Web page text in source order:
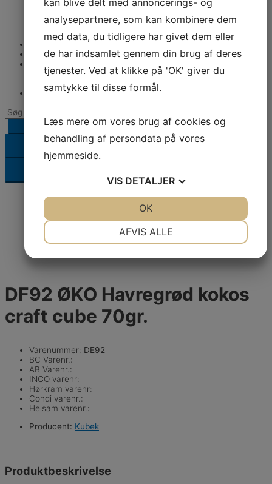
Lej en kok
Kantineordning
Egenkontrol og kontrolrapport
Kontrolrapport
Forhandlere
Hvad er glucomannan
EUs Økologimærke
Kontakt
Information
DF92 ØKO Havregrød kokos
craft cube 70gr.
Varenummer: DE92
BC Varenr.:
AB Varenr.:
INCO varenr:
Hørkram varenr:
Condi varenr.:
Helsam varenr.:
Producent: Kubek
Produktbeskrivelse
kan blive delt med annoncerings- og
analysepartnere, som kan kombinere dem
med data, du tidligere har givet dem eller
de har indsamlet gennem din brug af deres
tjenester. Ved at klikke på 'OK' giver du
samtykke til disse formål.
Læs mere om vores brug af cookies og
behandling af persondata på vores
hjemmeside.
VIS DETALJER
AFVIS ALLE
OK